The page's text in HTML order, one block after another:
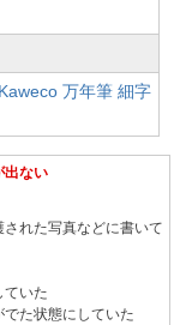
万年筆 細字
出ない
れた写真などに書いて
ていた
でた状態にしていた